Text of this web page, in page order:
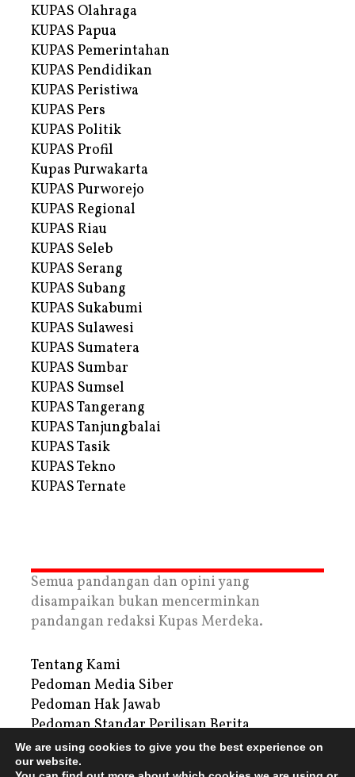
KUPAS Olahraga
KUPAS Papua
KUPAS Pemerintahan
KUPAS Pendidikan
KUPAS Peristiwa
KUPAS Pers
KUPAS Politik
KUPAS Profil
Kupas Purwakarta
KUPAS Purworejo
KUPAS Regional
KUPAS Riau
KUPAS Seleb
KUPAS Serang
KUPAS Subang
KUPAS Sukabumi
KUPAS Sulawesi
KUPAS Sumatera
KUPAS Sumbar
KUPAS Sumsel
KUPAS Tangerang
KUPAS Tanjungbalai
KUPAS Tasik
KUPAS Tekno
KUPAS Ternate
Semua pandangan dan opini yang
disampaikan bukan mencerminkan
pandangan redaksi Kupas Merdeka.
Tentang Kami
Pedoman Media Siber
Pedoman Hak Jawab
Pedoman Standar Perilisan Berita
Privacy Policy
Periklanan
We are using cookies to give you the best experience on
our website.